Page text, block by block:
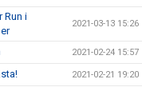
Run i
2021-03-13 15:26
2021-02-24 15:57
2021-02-21 19:20